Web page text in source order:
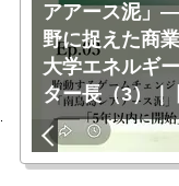
アアース泥」
野に捉えた商
大学エネルギ
ター長（3）｜